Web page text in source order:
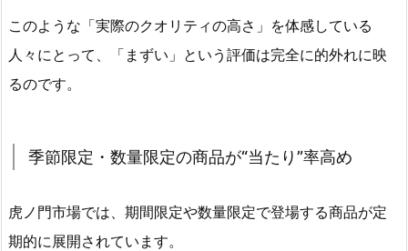
このような「実際のクオリティの高さ」を体感している
人々にとって、「まずい」という評価は完全に的外れに映
るのです。
季節限定・数量限定の商品が“当たり”率高め
虎ノ門市場では、期間限定や数量限定で登場する商品が定
期的に展開されています。